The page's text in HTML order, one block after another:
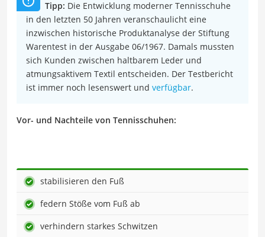
Tipp: Die Entwicklung moderner Tennisschuhe
in den letzten 50 Jahren veranschaulicht eine
inzwischen historische Produktanalyse der Stiftung
Warentest in der Ausgabe 06/1967. Damals mussten
sich Kunden zwischen haltbarem Leder und
atmungsaktivem Textil entscheiden. Der Testbericht
ist immer noch lesenswert und verfügbar.
Vor- und Nachteile von Tennisschuhen:
stabilisieren den Fuß
federn Stöße vom Fuß ab
verhindern starkes Schwitzen